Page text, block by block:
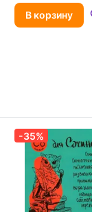
В корзину
-35%